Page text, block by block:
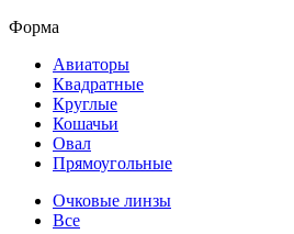
Форма
Авиаторы
Квадратные
Круглые
Кошачьи
Овал
Прямоугольные
Очковые линзы
Все